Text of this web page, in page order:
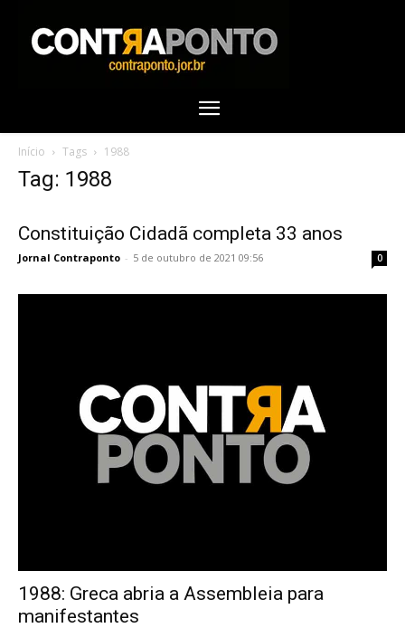
Início Tags 1988
Tag: 1988
Constituição Cidadã completa 33 anos
Jornal Contraponto - 5 de outubro de 2021 09:56 0
1988: Greca abria a Assembleia para
manifestantes